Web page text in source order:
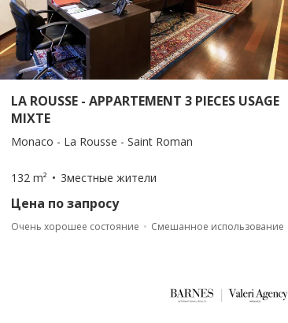
LA ROUSSE - APPARTEMENT 3 PIECES USAGE
MIXTE
Monaco - La Rousse - Saint Roman
132 m² 3местные жители
Цена по запросу
Очень хорошее состояние Смешанное использование